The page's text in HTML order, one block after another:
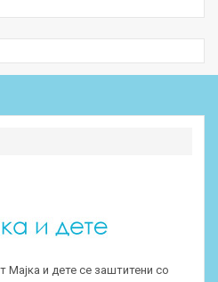
Мајка и дете се заштитени со